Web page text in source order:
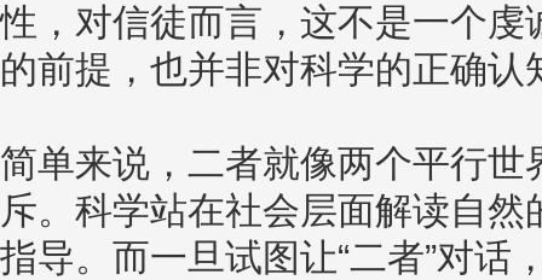
性，对信徒而言，这不是一个
的前提，也并非对科学的正确认
简单来说，二者就像两个平行
斥。科学站在社会层面解读自
指导。而一旦试图让“二者”对话